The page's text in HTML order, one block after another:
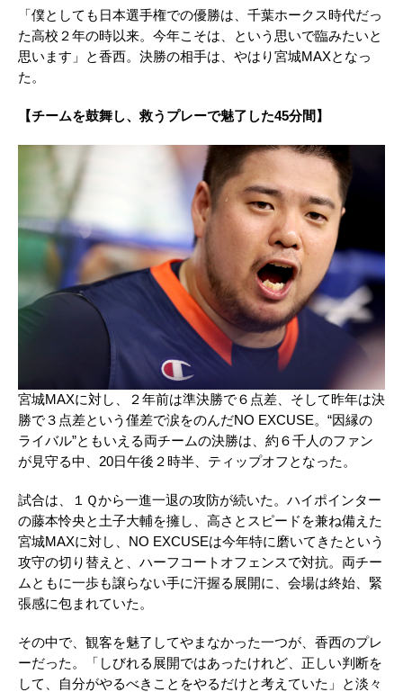
「僕としても日本選手権での優勝は、千葉ホークス時代だっ
た高校２年の時以来。今年こそは、という思いで臨みたいと
思います」と香西。決勝の相手は、やはり宮城MAXとなっ
た。
【チームを鼓舞し、救うプレーで魅了した45分間】
宮城MAXに対し、２年前は準決勝で６点差、そして昨年は決
勝で３点差という僅差で涙をのんだNO EXCUSE。“因縁の
ライバル”ともいえる両チームの決勝は、約６千人のファン
が見守る中、 20日午後２時半、ティップオフとなった。
試合は、１Ｑから一進一退の攻防が続いた。ハイポインター
の藤本怜央と土子大輔を擁し、高さとスピードを兼ね備えた
宮城MAXに対し、 NO EXCUSEは今年特に磨いてきたという
攻守の切り替えと、ハーフコートオフェンスで対抗。両チー
ムともに一歩も譲らない手に汗握る展開に、会場は終始、緊
張感に包まれていた。
その中で、観客を魅了してやまなかった一つが、香西のプレ
ーだった。「しびれる展開ではあったけれど、正しい判断を
して、自分がやるべきことをやるだけと考えていた」と淡々